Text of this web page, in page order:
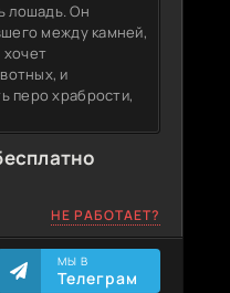
лошадь. Он
между камней,
и
перо храбрости,
НЕ РАБОТАЕТ?
МЫ В
Телеграм